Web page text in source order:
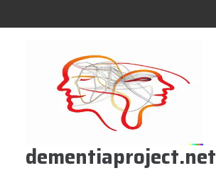
dementiaproject.net